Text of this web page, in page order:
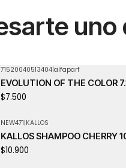
uno
71520040513404|alfaparf
EVOLUTION OF THE COLOR
$7.500
NEW471|KALLOS
KALLOS SHAMPOO CHERRY
$10.900